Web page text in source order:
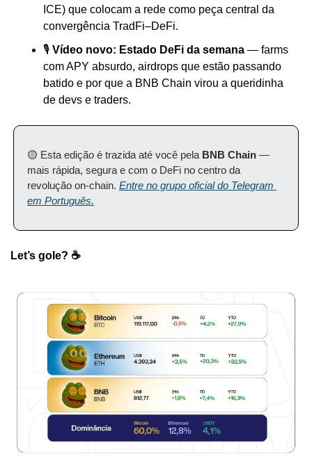
ICE) que colocam a rede como peça central da
convergência TradFi–DeFi.
🎙️ Vídeo novo: Estado DeFi da semana — farms
com APY absurdo, airdrops que estão passando
batido e por que a BNB Chain virou a queridinha
de devs e traders.
🟡 Esta edição é trazida até você pela BNB Chain —
mais rápida, segura e com o DeFi no centro da
revolução on-chain. Entre no grupo oficial do Telegram
em Português.
Let’s gole? ☕️